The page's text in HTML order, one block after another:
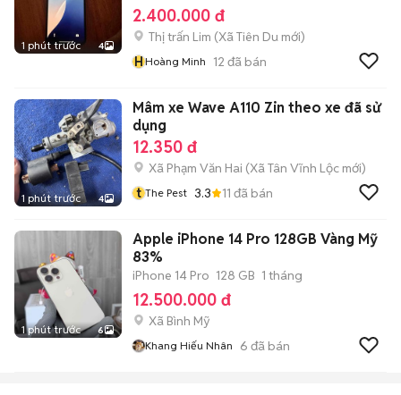
1 phút trước 4
2.400.000 đ
Thị trấn Lim (Xã Tiên Du mới)
HHoàng Minh 12 đã bán
1 phút trước 4
Mâm xe Wave A110 Zin theo xe đã sử
dụng
12.350 đ
Xã Phạm Văn Hai (Xã Tân Vĩnh Lộc mới)
t The Pest 3.3 11 đã bán
1 phút trước 6
Apple iPhone 14 Pro 128GB Vàng Mỹ
83%
iPhone 14 Pro 128 GB 1 tháng
12.500.000 đ
Xã Bình Mỹ
Khang Hiếu Nhân 6 đã bán